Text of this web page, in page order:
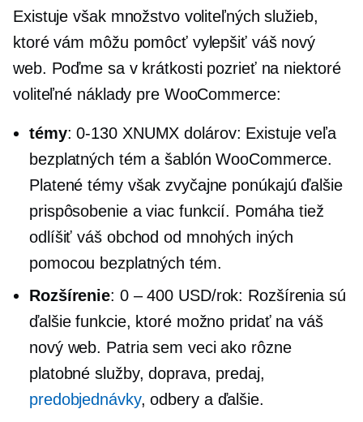
Existuje však množstvo voliteľných služieb,
ktoré vám môžu pomôcť vylepšiť váš nový
web. Poďme sa v krátkosti pozrieť na niektoré
voliteľné náklady pre WooCommerce:
témy:0-130 XNUMX dolárov: Existuje veľa
bezplatných tém a šablón WooCommerce.
Platené témy však zvyčajne ponúkajú ďalšie
prispôsobenie a viac funkcií. Pomáha tiež
odlíšiť váš obchod od mnohých iných
pomocou bezplatných tém.
Rozšírenie: 0 – 400 USD/rok: Rozšírenia sú
ďalšie funkcie, ktoré možno pridať na váš
nový web. Patria sem veci ako rôzne
platobné služby, doprava, predaj,
predobjednávky, odbery a ďalšie.